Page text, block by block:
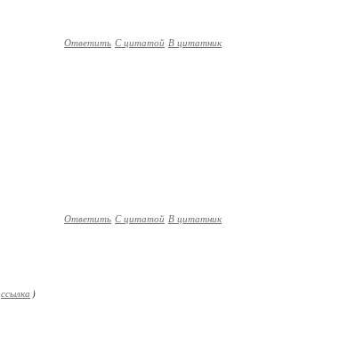
Ответить С цитатой В цитатник
Ответить С цитатой В цитатник
ссылка )